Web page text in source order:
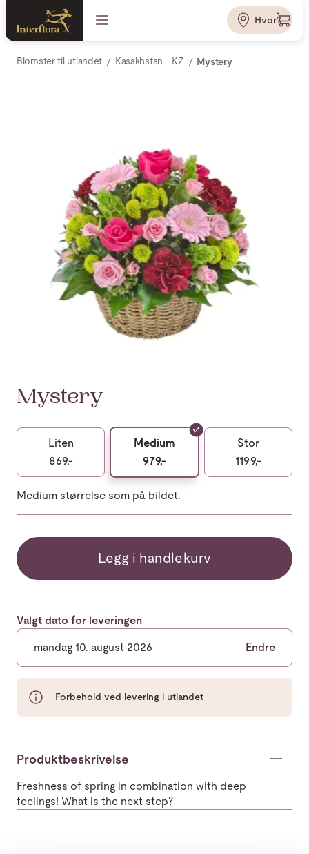
Hvor?
Blomster til utlandet Kasakhstan - KZ Mystery
Mystery
Liten
869,-
Medium
979,-
Stor
1199,-
Medium størrelse som på bildet.
Legg i handlekurv
Valgt dato for leveringen
mandag 10. august 2026 Endre
Forbehold ved levering i utlandet
Produktbeskrivelse
Freshness of spring in combination with deep
feelings! What is the next step?